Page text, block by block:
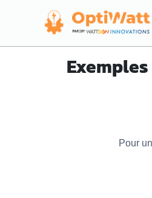
Pour